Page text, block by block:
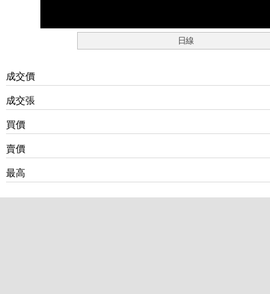
日線
成交價
成交張
買價
賣價
最高